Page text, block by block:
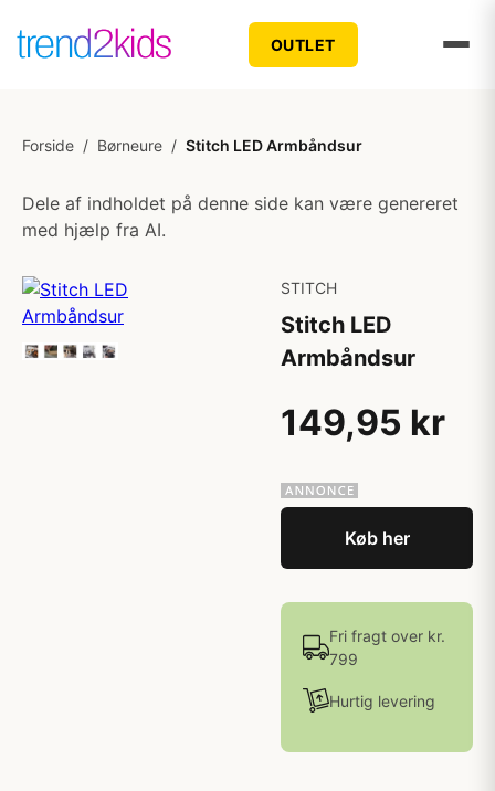
OUTLET
Forside / Børneure / Stitch LED Armbåndsur
Dele af indholdet på denne side kan være genereret
med hjælp fra AI.
STITCH
Stitch LED
Armbåndsur
149,95 kr
Køb her
Fri fragt over kr.
799
Hurtig levering